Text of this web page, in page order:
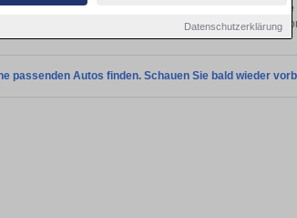
Datenschutzerklärung
einen Porsche Boxster Gebrauchtwagen? Entdecken
und Preisklassen von privat und
passenden Autos finden. Schauen Sie bald wieder